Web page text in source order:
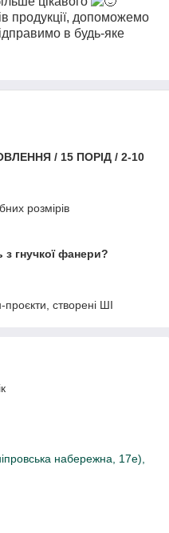
продукції, допоможемо
в будь-яке
/ 15 ПОРІД / 2-10
розмірів
гнучкої фанери?
створені ШІ
набережна, 17е),